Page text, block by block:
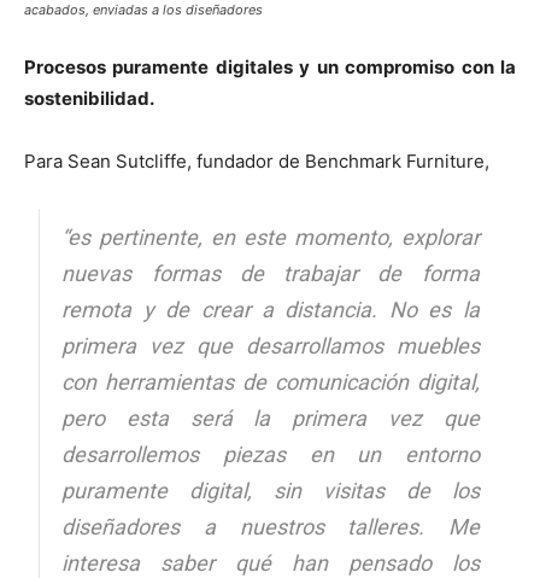
acabados, enviadas a los diseñadores
Procesos puramente digitales y un compromiso con la
sostenibilidad.
Para Sean Sutcliffe, fundador de Benchmark Furniture,
“es pertinente, en este momento, explorar
nuevas formas de trabajar de forma
remota y de crear a distancia. No es la
primera vez que desarrollamos muebles
con herramientas de comunicación digital,
pero esta será la primera vez que
desarrollemos piezas en un entorno
puramente digital, sin visitas de los
diseñadores a nuestros talleres. Me
interesa saber qué han pensado los